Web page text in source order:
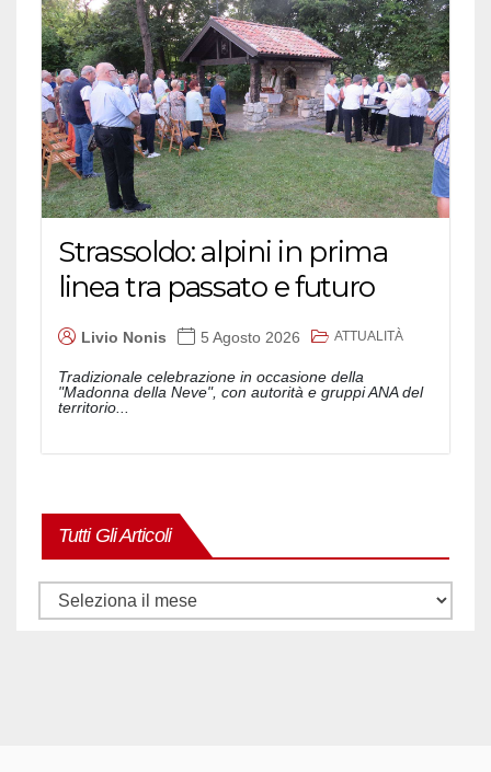
Strassoldo: alpini in prima
linea tra passato e futuro
Livio Nonis 5 Agosto 2026 ATTUALITÀ
Tradizionale celebrazione in occasione della
"Madonna della Neve", con autorità e gruppi ANA del
territorio...
Tutti Gli Articoli
Tutti